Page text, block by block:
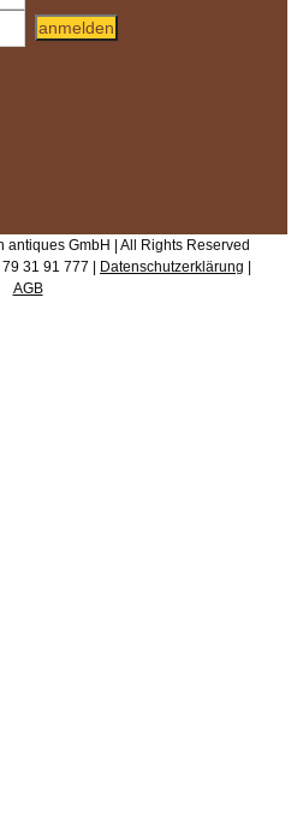
anmelden
antiques GmbH | All Rights Reserved
79 31 91 777 | Datenschutzerklärung |
AGB